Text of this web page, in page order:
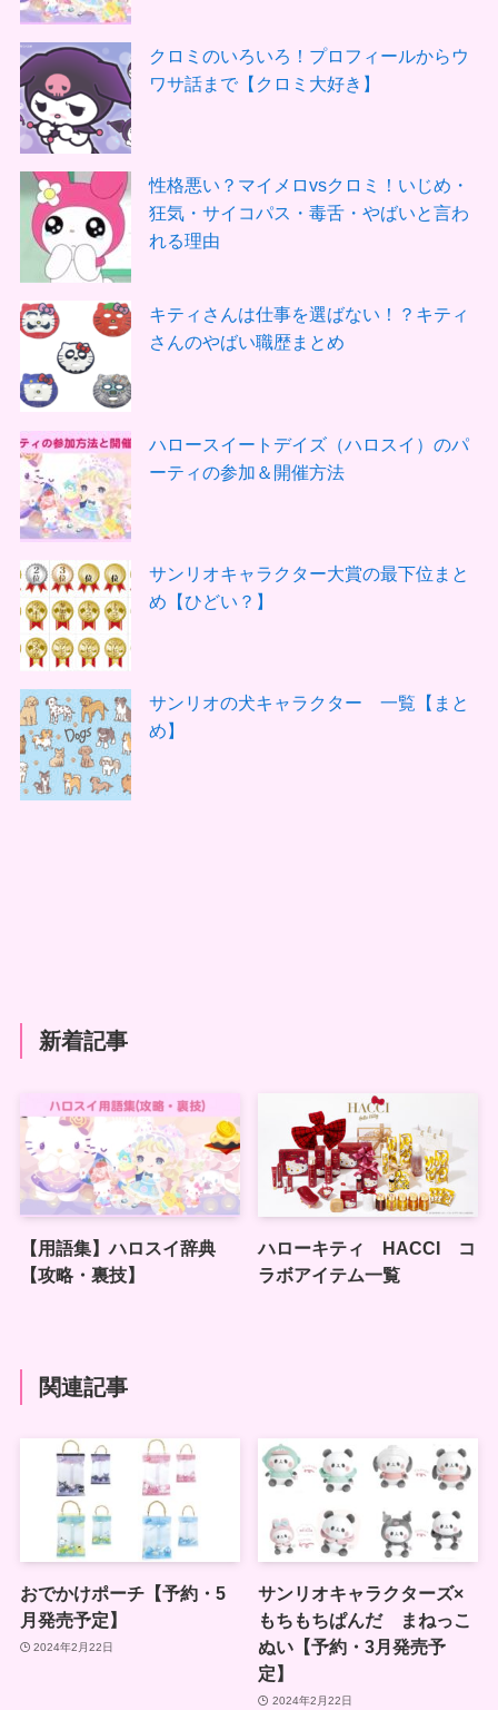
クロミのいろいろ！プロフィールからウ
ワサ話まで【クロミ大好き】
性格悪い？マイメロvsクロミ！いじめ・
狂気・サイコパス・毒舌・やばいと言わ
れる理由
キティさんは仕事を選ばない！？キティ
さんのやばい職歴まとめ
ハロースイートデイズ（ハロスイ）のパ
ーティの参加＆開催方法
サンリオキャラクター大賞の最下位まと
め【ひどい？】
サンリオの犬キャラクター 一覧【まと
め】
新着記事
【用語集】ハロスイ辞典
【攻略・裏技】
ハローキティ HACCI コ
ラボアイテム一覧
関連記事
おでかけポーチ【予約・5
月発売予定】
2024年2月22日
サンリオキャラクターズ×
もちもちぱんだ まねっこ
ぬい【予約・3月発売予
定】
2024年2月22日